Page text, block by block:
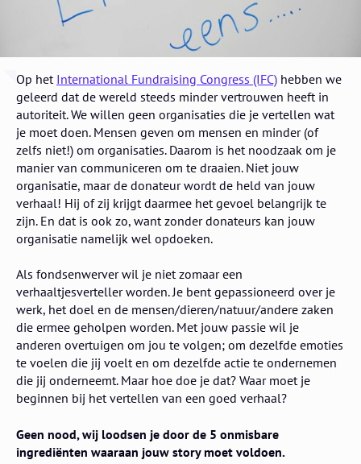
Op het International Fundraising Congress (IFC) hebben we
geleerd dat de wereld steeds minder vertrouwen heeft in
autoriteit. We willen geen organisaties die je vertellen wat
je moet doen. Mensen geven om mensen en minder (of
zelfs niet!) om organisaties. Daarom is het noodzaak om je
manier van communiceren om te draaien. Niet jouw
organisatie, maar de donateur wordt de held van jouw
verhaal! Hij of zij krijgt daarmee het gevoel belangrijk te
zijn. En dat is ook zo, want zonder donateurs kan jouw
organisatie namelijk wel opdoeken.
Als fondsenwerver wil je niet zomaar een
verhaaltjesverteller worden. Je bent gepassioneerd over je
werk, het doel en de mensen/dieren/natuur/andere zaken
die ermee geholpen worden. Met jouw passie wil je
anderen overtuigen om jou te volgen; om dezelfde emoties
te voelen die jij voelt en om dezelfde actie te ondernemen
die jij onderneemt. Maar hoe doe je dat? Waar moet je
beginnen bij het vertellen van een goed verhaal?
Geen nood, wij loodsen je door de 5 onmisbare
ingrediënten waaraan jouw story moet voldoen.